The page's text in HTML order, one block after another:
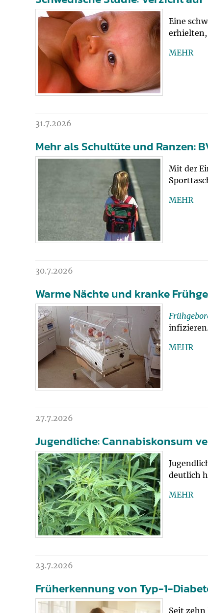
Impfsicherheit
Häufige
Vorsorge-
Notdienste
Hörlexikon
U0-Vorsorge
Eine
erhielten,
MEHR
31.7.2026
Mehr als Schultüte und Ranzen:
Mit der
MEHR
30.7.2026
Warme Nächte und kranke
MEHR
27.7.2026
Jugendliche: Cannabiskonsum
deutlich
MEHR
23.7.2026
Früherkennung von Typ-1-
Seit